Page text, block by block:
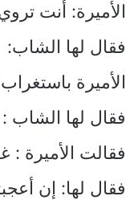
الأميرة: أنت
فقال لها
الأميرة
فقال لها الشاب
فقالت الأميرة :
فقال لها: إن